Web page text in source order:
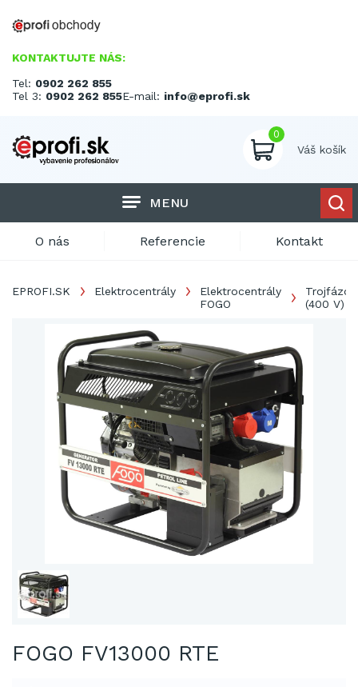
KONTAKTUJTE NÁS:
Tel: 0902 262 855
Tel 3: 0902 262 855E-mail: info@eprofi.sk
0
Váš košík
MENU
O nás Referencie Kontakt
EPROFI.SK Elektrocentrály
Elektrocentrály
FOGO
(400 V)
FOGO FV13000 RTE